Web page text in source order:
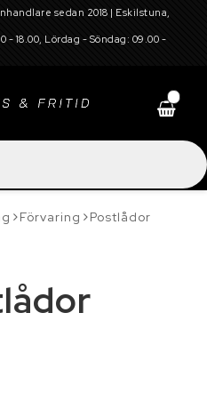
sedan 2018 | Eskilstuna,
18.00, Lördag - Söndag: 09.00 -
0
dubbar och
gård och trädgård,
Förvaring Postlådor